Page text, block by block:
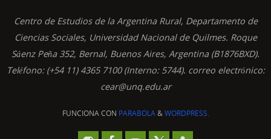
Centro de Estudios de la Argentina Rural, Departamento de
Ciencias Sociales, Universidad Nacional de Quilmes. Roque
Sáenz Peña 352, Bernal, Buenos Aires, Argentina (B1876BXD).
Teléfono: (+54 11) 4365 7100 (Interno: 5744). correo electrónico:
cear@unq.edu.ar
FUNCIONA CON PARABOLA&WORDPRESS.